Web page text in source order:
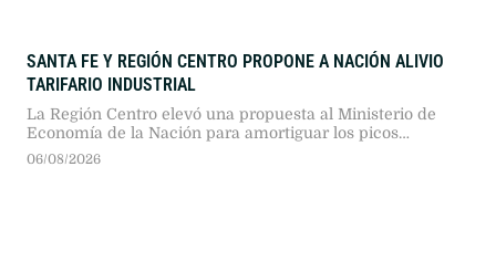
SANTA FE Y REGIÓN CENTRO PROPONE A NACIÓN ALIVIO
TARIFARIO INDUSTRIAL
La Región Centro elevó una propuesta al Ministerio de
Economía de la Nación para amortiguar los picos
tarifarios de invierno en las industrias. La iniciativa
06/08/2026